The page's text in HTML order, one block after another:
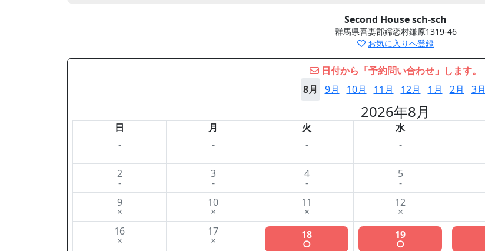
Second House sch-sch
群馬県吾妻郡嬬恋村鎌原1319-46
お気に入りへ登録
日付から「予約問い合わせ」します。
8月
9月 10月 11月 12月 1月 2月 3月
2026年8月
日 月 火 水
-
- - -
2
-
3
-
4
-
5
-
9
×
10
×
11
×
12
×
16
×
17
× 18
○
19
○